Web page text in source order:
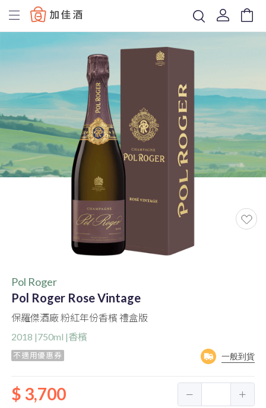
Baccus
Pol Roger
Pol Roger Rose Vintage
保羅傑酒廠 粉紅年份香檳 禮盒版
2018 |750ml |香檳
不適用優惠券 一般到貨
$ 3,700